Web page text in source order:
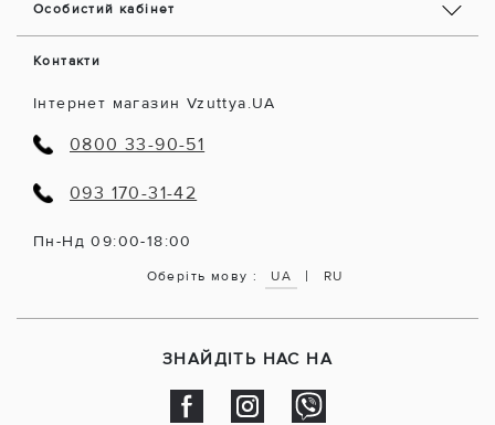
Особистий кабінет
Контакти
Інтернет магазин Vzuttya.UA
0800 33-90-51
093 170-31-42
Пн-Нд 09:00-18:00
Оберіть мову : UA | RU
ЗНАЙДІТЬ НАС НА